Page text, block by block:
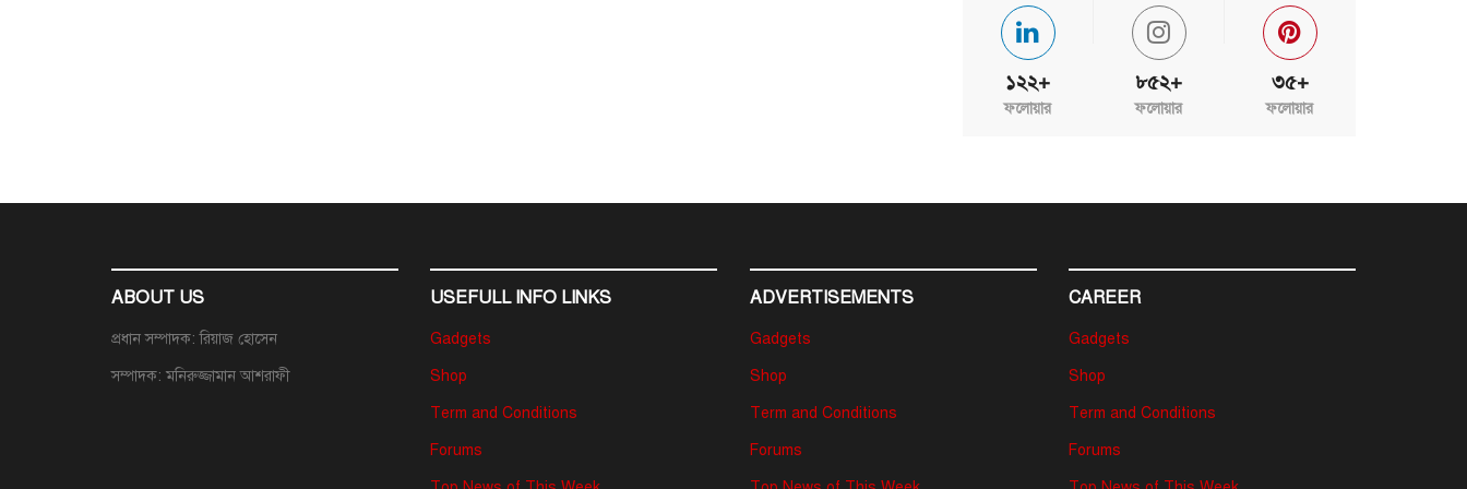
১২২+
ফলোয়ার
৮৫২+
ফলোয়ার
৩৫+
ফলোয়ার
ABOUT US
প্রধান সম্পাদক: রিয়াজ হোসেন
সম্পাদক: মনিরুজ্জামান আশরাফী
USEFULL INFO LINKS
Gadgets
Shop
Term and Conditions
Forums
ADVERTISEMENTS
Gadgets
Shop
Term and Conditions
Forums
CAREER
Gadgets
Shop
Term and Conditions
Forums